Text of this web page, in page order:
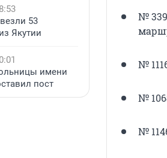
53
Якутии
имени
пост
№ 339
№
№
№